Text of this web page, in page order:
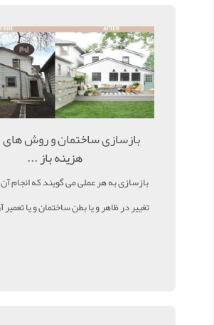
بازسازی ساختمان و روش
هزینه باز ...
بازسازی به هر عملی می گویند که انجام
تغییر در ظاهر و یا بطن ساختمان و یا